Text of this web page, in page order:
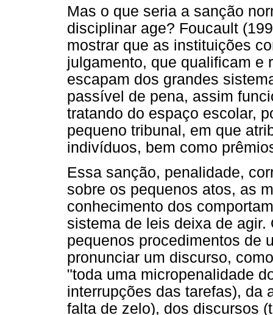
Mas o que seria a sanção
disciplinar age? Foucault
mostrar que as instituições
julgamento, que qualificam e
escapam dos grandes
passível de pena, assim
tratando do espaço escolar,
pequeno tribunal, em que
indivíduos, bem como
Essa sanção, penalidade,
sobre os pequenos atos, as
conhecimento dos
sistema de leis deixa de
pequenos procedimentos de
pronunciar um discurso,
"toda uma micropenalidade
interrupções das tarefas), da
falta de zelo), dos discursos